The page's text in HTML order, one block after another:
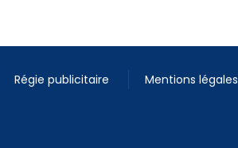
Régie publicitaire Mentions légales